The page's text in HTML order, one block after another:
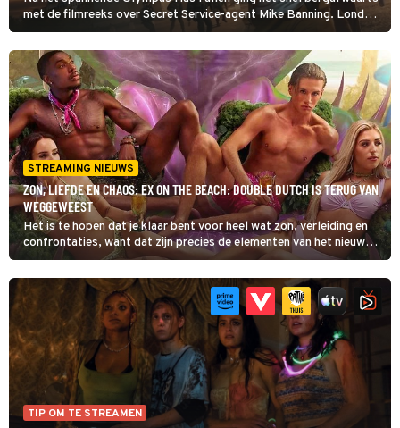
met de filmreeks over Secret Service-agent Mike Banning. London
Has Fallen was matig en Angel Has Fallen teleurstellend, en
daarom is het een aangename verrassing dat de voor tv gemaakte
spin-off Paris Has Fallen uiterst genietbaar is. De serie verdoet
weinig tijd met introducties, levert meteen vette actie en een
verhaallijn vol vaart. Sean Harris is een aanwinst als de verminkte
schurk met een terechte grief.
STREAMING NIEUWS
ZON, LIEFDE EN CHAOS: EX ON THE BEACH: DOUBLE DUTCH IS TERUG VAN
WEGGEWEEST
Het is te hopen dat je klaar bent voor heel wat zon, verleiding en
confrontaties, want dat zijn precies de elementen van het nieuwe
seizoen van Ex on the Beach: Double Dutch.
TIP OM TE STREAMEN